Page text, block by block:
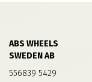
ABS WHEELS
SWEDEN AB
556839 5429